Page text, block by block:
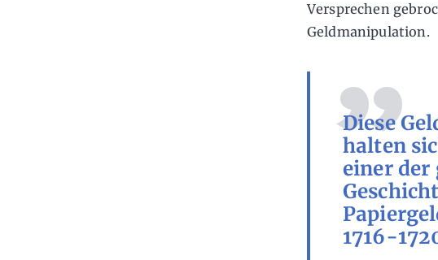
Versprechen
Geldmanipulation.
Diese
halten
einer der
1716-